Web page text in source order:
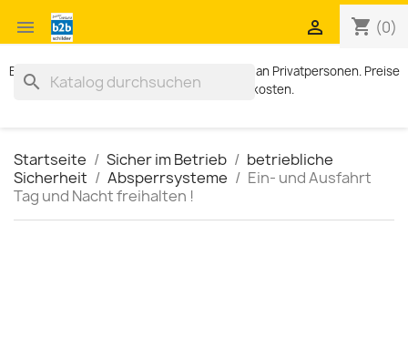
 shopping_cart (0)

Exklusiv für Geschäftskunden. Kein Verkauf an Privatpersonen. Preise
zzgl. MWST und Versandkosten.
search
Startseite Sicher im Betrieb
betriebliche
Sicherheit
Absperrsysteme
Ein- und Ausfahrt
Tag und Nacht freihalten !